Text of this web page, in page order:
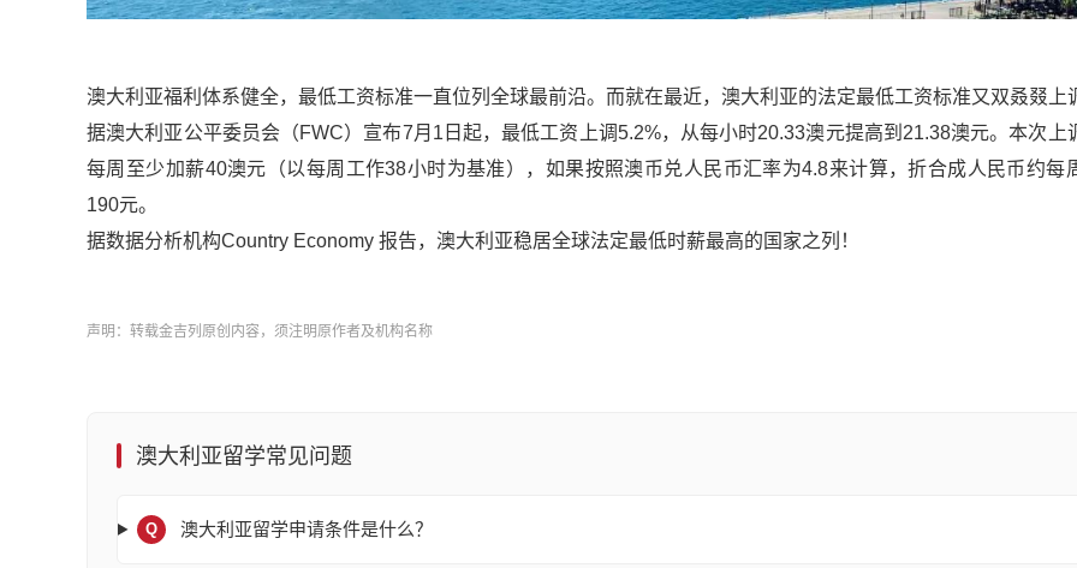
澳大利亚福利体系健全，最低工资标准一直位列全球最前沿。而就在最近，澳大利亚的法定最低工资标准又双叒叕上
据澳大利亚公平委员会（FWC）宣布7月1日起，最低工资上调5.2%，从每小时20.33澳元提高到21.38澳元。本次上
每周至少加薪40澳元（以每周工作38小时为基准），如果按照澳币兑人民币汇率为4.8来计算，折合成人民币约每
190元。
据数据分析机构Country Economy 报告，澳大利亚稳居全球法定最低时薪最高的国家之列！
声明：转载金吉列原创内容，须注明原作者及机构名称
澳大利亚留学常见问题
Q 澳大利亚留学申请条件是什么？